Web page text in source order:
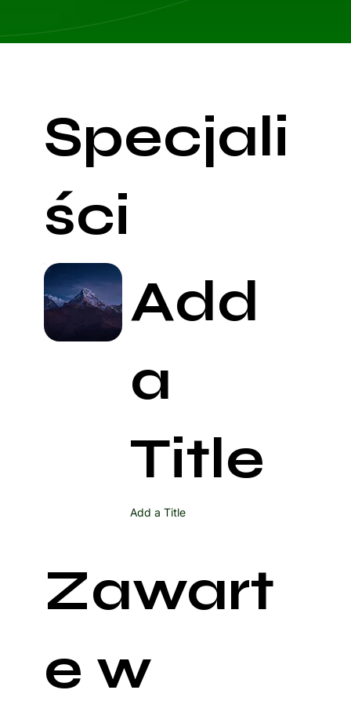
Specjali
ści
Add
a
Title
Add a Title
Zawart
e w